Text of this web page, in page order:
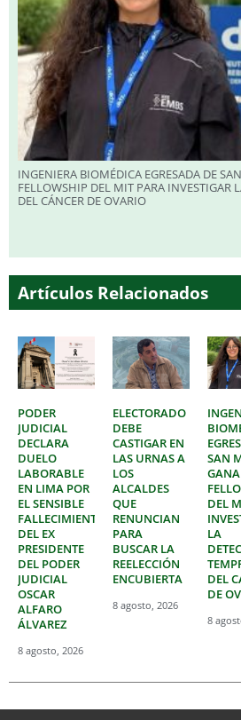
INGENIERA BIOMÉDICA EGRESADA DE
FELLOWSHIP DEL MIT PARA INVESTIGAR
DEL CÁNCER DE OVARIO
Artículos Relacionados
PODER
JUDICIAL
DECLARA
DUELO
LABORABLE
EN LIMA POR
EL SENSIBLE
FALLECIMIENTO
DEL EX
PRESIDENTE
DEL PODER
JUDICIAL
OSCAR
ALFARO
ÁLVAREZ
8 agosto, 2026
ELECTORADO
DEBE
CASTIGAR EN
LAS URNAS A
LOS
ALCALDES
QUE
RENUNCIAN
PARA
BUSCAR LA
REELECCIÓN
ENCUBIERTA
8 agosto, 2026
SAN
GANA
DEL
LA
DEL
DE
8